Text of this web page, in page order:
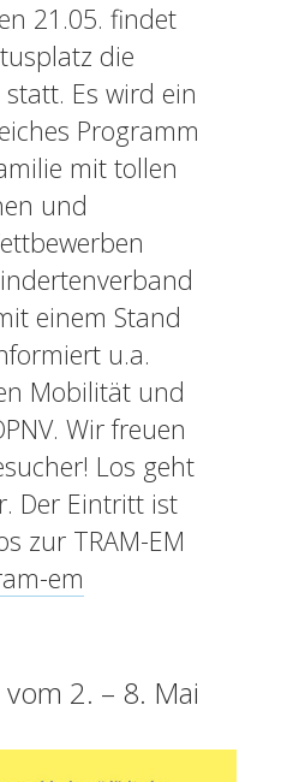
21.05. findet
die
statt. Es wird ein
Programm
mit tollen
und
einem Stand
u.a.
Mobilität und
Wir freuen
Los geht
Der Eintritt ist
zur TRAM-EM
em
2. – 8. Mai